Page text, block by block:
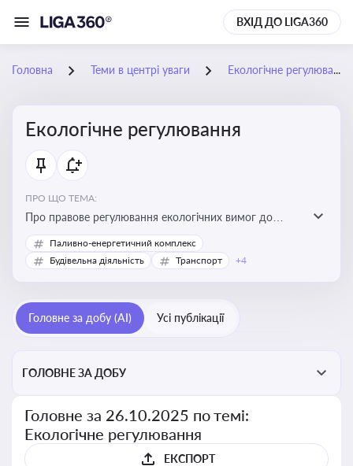
ВХІД ДО LIGA360
Головна Теми в центрі уваги Екологічне регулювання
Екологічне регулювання
ПРО ЩО ТЕМА:
Про правове регулювання екологічних вимог до
виробництв, включно з дозволами, перевірками,
стандартами викидів і гармонізацією з
Паливно-енергетичний комплекс
Будівельна діяльність
Транспорт +4
Головне за добу (AI) Усі публікації
ГОЛОВНЕ ЗА ДОБУ
Головне за 26.10.2025 по темі:
Екологічне регулювання
ЕКСПОРТ